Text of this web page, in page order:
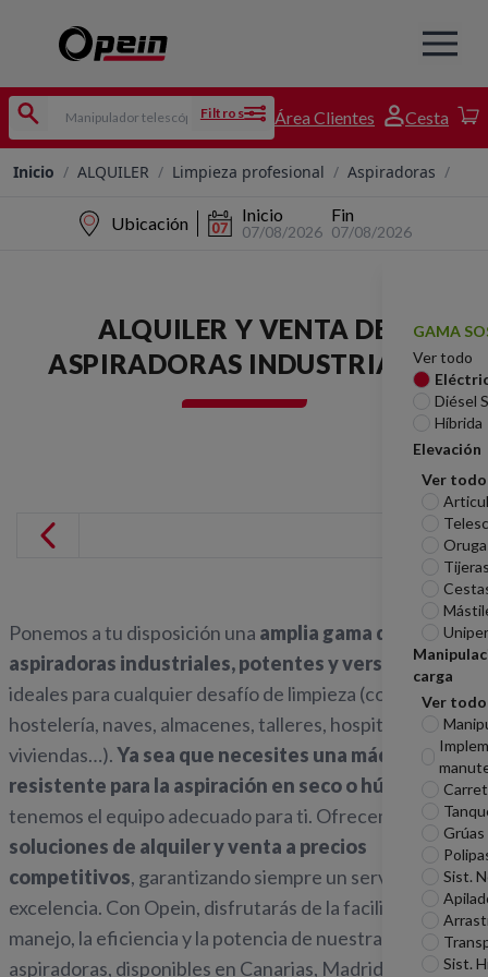
Filtros Área Clientes Cesta
Inicio / ALQUILER / Limpieza profesional / Aspiradoras /
Ubicación Inicio
07/08/2026
Fin
07/08/2026
GAMA
Ver todo
Diésel
Híbrida
Elevación
Ver todo
carga
Ver todo
Grúas
Sist.
Sist.
ALQUILER Y VENTA DE
ASPIRADORAS INDUSTRIALES
Ponemos a tu disposición una amplia gama de
aspiradoras industriales, potentes y versátiles,
ideales para cualquier desafío de limpieza (comercios,
hostelería, naves, almacenes, talleres, hospitales,
viviendas…).Ya sea que necesites una máquina
resistente para la aspiración en seco o húmedo
tenemos el equipo adecuado para ti. Ofrecemos
soluciones de alquiler y venta a precios
competitivos, garantizando siempre un servicio de
excelencia. Con Opein, disfrutarás de la facilidad de
manejo, la eficiencia y la potencia de nuestras
aspiradoras, disponibles en Canarias, Madrid y